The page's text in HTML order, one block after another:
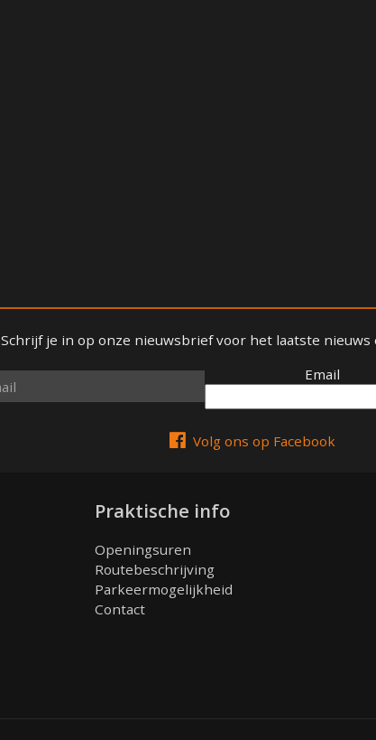
Schrijf je in op onze nieuwsbrief voor het laatste nieuws
Email
Email
Volg ons op Facebook
Praktische info
Openingsuren
Routebeschrijving
Parkeermogelijkheid
Contact